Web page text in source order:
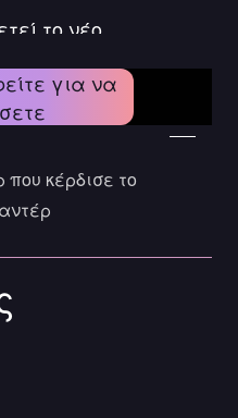
το νέο
του David
για να
που κέρδισε το